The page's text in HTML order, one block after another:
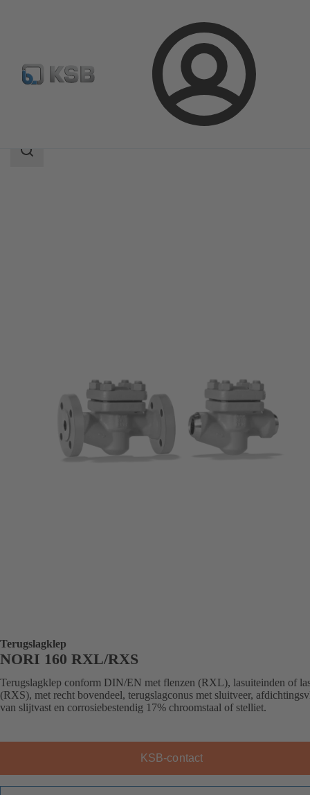
Aanmelding
Productcatalogus NORI 160 RXL/RXS
Zoekgebied
Terugslagklep
NORI 160 RXL/RXS
Terugslagklep conform DIN/EN met flenzen (RXL), lasuiteinden of
(RXS), met recht bovendeel, terugslagconus met sluitveer,
van slijtvast en corrosiebestendig 17% chroomstaal of stelliet.
KSB-contact